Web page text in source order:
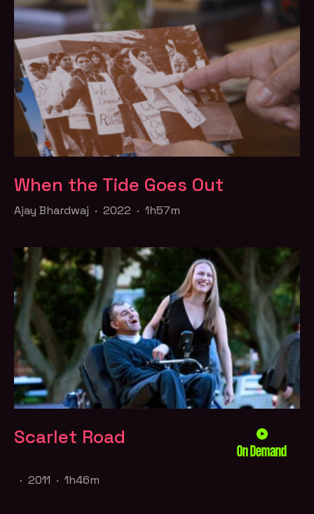
When the Tide Goes Out
Ajay Bhardwaj · 2022 · 1h57m
Scarlet Road
On Demand
· 2011 · 1h46m